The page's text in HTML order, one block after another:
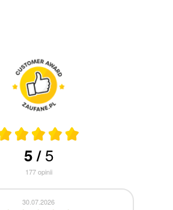
5/5
177opinii
30.07.2026